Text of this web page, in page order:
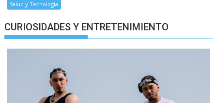
Salud y Tecnología
CURIOSIDADES Y ENTRETENIMIENTO